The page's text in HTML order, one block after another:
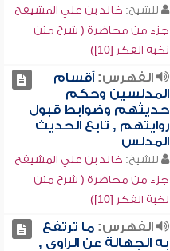
للشيخ: خالد بن علي المشيقح
جزء من محاضرة ( شرح متن
نخبة الفكر [10])
الفهرس:أقسام
المدلسين وحكم
حديثهم وضوابط قبول
روايتهم , تابع الحديث
المدلس
للشيخ: خالد بن علي المشيقح
جزء من محاضرة ( شرح متن
نخبة الفكر [10])
الفهرس:ما ترتفع
به الجهالة عن الراوي ,